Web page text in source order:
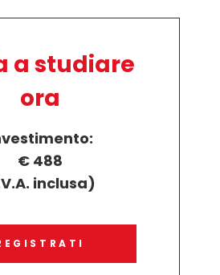
a studiare
ora
€ 488
inclusa)